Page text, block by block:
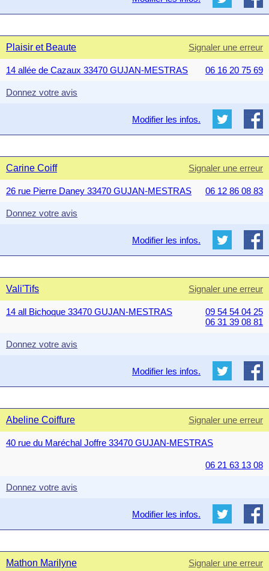
Plaisir et Beaute Signaler une erreur
14 allée de Cazaux 33470 GUJAN-MESTRAS 06 16 20 75 69
Donnez votre avis
Modifier les infos.
Carine Coiff Signaler une erreur
26 rue Pierre Daney 33470 GUJAN-MESTRAS 06 12 86 08 83
Donnez votre avis
Modifier les infos.
Vali'Tifs Signaler une erreur
14 all Bichoque 33470 GUJAN-MESTRAS
09 54 54 04 25
06 31 39 08 81
Donnez votre avis
Modifier les infos.
Abeline Coiffure Signaler une erreur
40 rue du Maréchal Joffre 33470 GUJAN-MESTRAS
06 21 63 13 08
Donnez votre avis
Modifier les infos.
Mathon Marilyne Signaler une erreur